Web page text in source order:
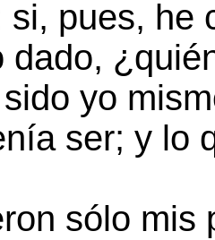
si, pues, he
dado,
sido yo
ser; y lo
sólo